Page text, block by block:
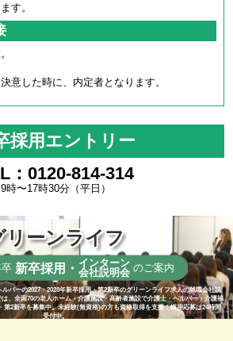
す。
意した時に、内定者となります。
採用エントリー
：0120-814-314
9時〜17時30分（平日）
リーンライフ
新卒採用・ インターン
会社説明会 のご案内
パーの2027・2028年新卒採用・第2新卒のグリーンライフ求人の就職会社説
、全国70の老人ホーム・介護施設・高齢者施設で介護士・ヘルパー・介護福
第2新卒を募集中。未経験(無資格)の方も資格取得を支援！採用応募は24時間
受付中。